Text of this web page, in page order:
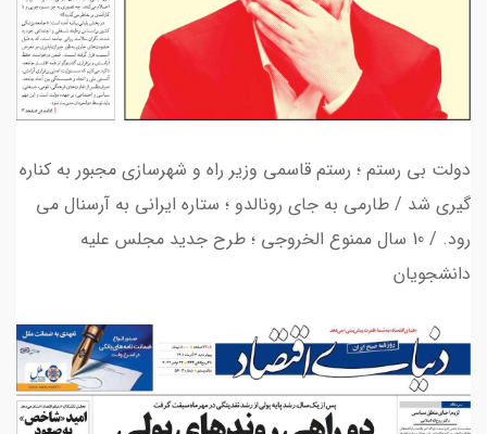
دولت بی رستم ؛ رستم قاسمی وزیر راه و شهرسازی مجبور به کناره
گیری شد / طارمی به جای رونالدو ؛ ستاره ایرانی به آرسنال می
رود. / 10 سال ممنوع الخروجی ؛ طرح جدید مجلس علیه
دانشجویان